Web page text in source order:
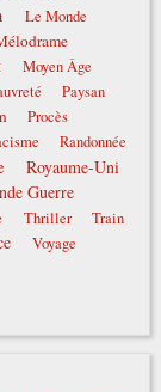
Le Monde
Moyen Âge
Paysan
Procès
Randonnée
Royaume-Uni
Guerre
Thriller Train
Voyage